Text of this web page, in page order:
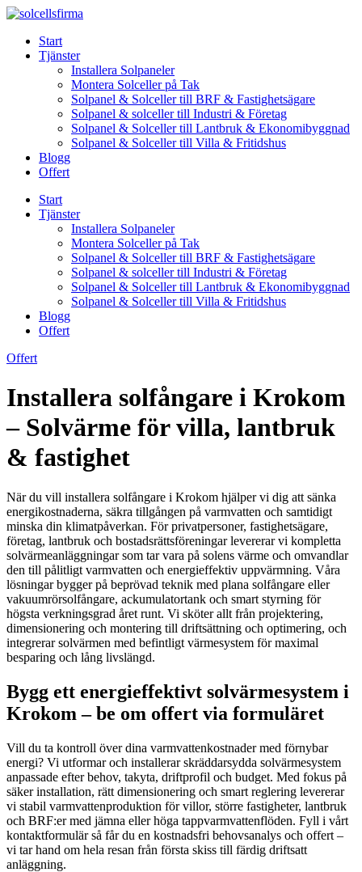
Skip
contentStart
Tjänster
Installera Solpaneler
Montera Solceller på Tak
Solpanel & Solceller till BRF & Fastighetsägare
Solpanel & solceller till Industri & Företag
Solpanel & Solceller till Lantbruk & Ekonomibyggnad
Solpanel & Solceller till Villa & Fritidshus
Blogg
Offert
Start
Tjänster
Installera Solpaneler
Montera Solceller på Tak
Solpanel & Solceller till BRF & Fastighetsägare
Solpanel & solceller till Industri & Företag
Solpanel & Solceller till Lantbruk & Ekonomibyggnad
Solpanel & Solceller till Villa & Fritidshus
Blogg
Offert
Offert
Installera solfångare i Krokom
– Solvärme för villa, lantbruk
& fastighet
När du vill installera solfångare i Krokom hjälper vi dig att sänka
energikostnaderna, säkra tillgången på varmvatten och samtidigt
minska din klimatpåverkan. För privatpersoner, fastighetsägare,
företag, lantbruk och bostadsrättsföreningar levererar vi kompletta
solvärmeanläggningar som tar vara på solens värme och omvandlar
den till pålitligt varmvatten och energieffektiv uppvärmning. Våra
lösningar bygger på beprövad teknik med plana solfångare eller
vakuumrörsolfångare, ackumulatortank och smart styrning för
högsta verkningsgrad året runt. Vi sköter allt från projektering,
dimensionering och montering till driftsättning och optimering, och
integrerar solvärmen med befintligt värmesystem för maximal
besparing och lång livslängd.
Bygg ett energieffektivt solvärmesystem i
Krokom – be om offert via formuläret
Vill du ta kontroll över dina varmvattenkostnader med förnybar
energi? Vi utformar och installerar skräddarsydda solvärmesystem
anpassade efter behov, takyta, driftprofil och budget. Med fokus på
säker installation, rätt dimensionering och smart reglering levererar
vi stabil varmvattenproduktion för villor, större fastigheter, lantbruk
och BRF:er med jämna eller höga tappvarmvattenflöden. Fyll i vårt
kontaktformulär så får du en kostnadsfri behovsanalys och offert –
vi tar hand om hela resan från första skiss till färdig driftsatt
anläggning.